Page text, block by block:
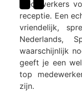
medewerkers
receptie. Een
vriendelijk,
Nederlands,
waarschijnlijk
geeft je een
top
zijn.